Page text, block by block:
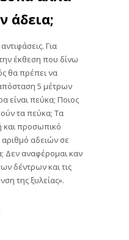
άδεια;
Για
έκθεση που δίνω
θα πρέπει να
5 μέτρων
είναι πεύκα; Ποιος
τα πεύκα; Τα
και προσωπικό
αδειών σε
Δεν αναφέρομαι καν
δέντρων και τις
της ξυλείας».